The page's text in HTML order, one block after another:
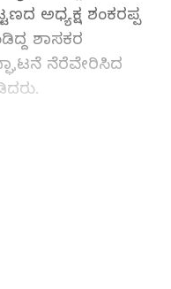
ಅಧ್ಯಕ್ಷ ಶಂಕರಪ್ಪ
ಶಾಸಕರ
ನೆರೆವೇರಿಸಿದ